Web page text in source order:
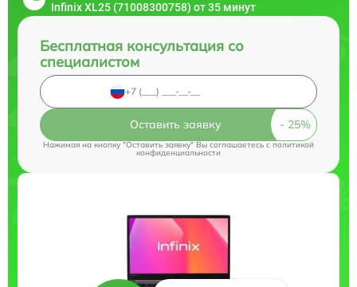
Infinix XL25 (71008300758) от 35 минут
Бесплатная консультация со
специалистом
Оставить заявку
Нажимая на кнопку "Оставить заявку" Вы соглашаетесь cполитикой
конфиденциальности